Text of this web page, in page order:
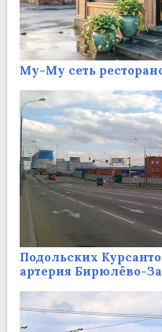
Му-Му сеть
Подольских
артерия Бирюлёво-